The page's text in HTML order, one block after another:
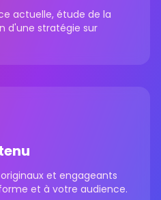
actuelle, étude de la
d'une stratégie sur
et engageants
et à votre audience.